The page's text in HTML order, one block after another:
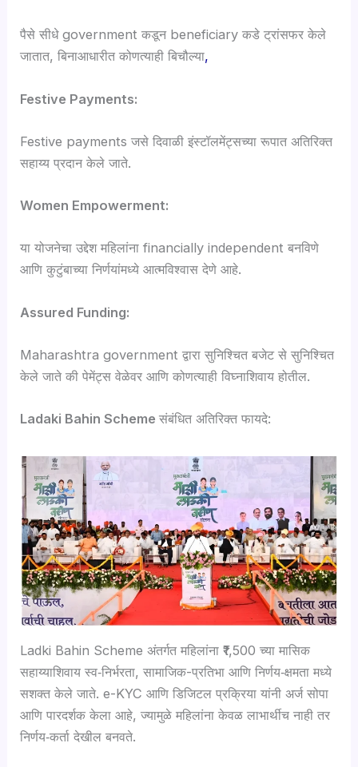
पैसे सीधे government कडून beneficiary कडे ट्रांसफर केले
जातात, बिनाआधारीत कोणत्याही बिचौल्या,
Festive Payments:
Festive payments जसे दिवाळी इंस्टॉलमेंट्सच्या रूपात अतिरिक्त
सहाय्य प्रदान केले जाते.
Women Empowerment:
या योजनेचा उद्देश महिलांना financially independent बनविणे
आणि कुटुंबाच्या निर्णयांमध्ये आत्मविश्वास देणे आहे.
Assured Funding:
Maharashtra government द्वारा सुनिश्चित बजेट से सुनिश्चित
केले जाते की पेमेंट्स वेळेवर आणि कोणत्याही विघ्नाशिवाय होतील.
Ladaki Bahin Schemeसंबंधित अतिरिक्त फायदे:
Ladki Bahin Scheme अंतर्गत महिलांना ₹1,500 च्या मासिक
सहाय्याशिवाय स्व‑निर्भरता, सामाजिक-प्रतिभा आणि निर्णय‑क्षमता मध्ये
सशक्त केले जाते. e-KYC आणि डिजिटल प्रक्रिया यांनी अर्ज सोपा
आणि पारदर्शक केला आहे, ज्यामुळे महिलांना केवळ लाभार्थीच नाही तर
निर्णय‑कर्ता देखील बनवते.